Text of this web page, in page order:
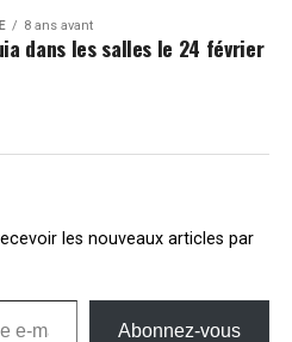
8 ans avant
dans les salles le 24 février
les nouveaux articles par
Abonnez-vous